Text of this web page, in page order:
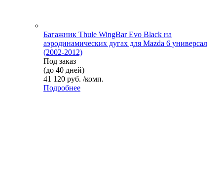
Багажник Thule WingBar Evo Black на
аэродинамических дугах для Mazda 6 универсал
(2002-2012)
Под заказ
(до 40 дней)
41 120 руб. /комп.
Подробнее